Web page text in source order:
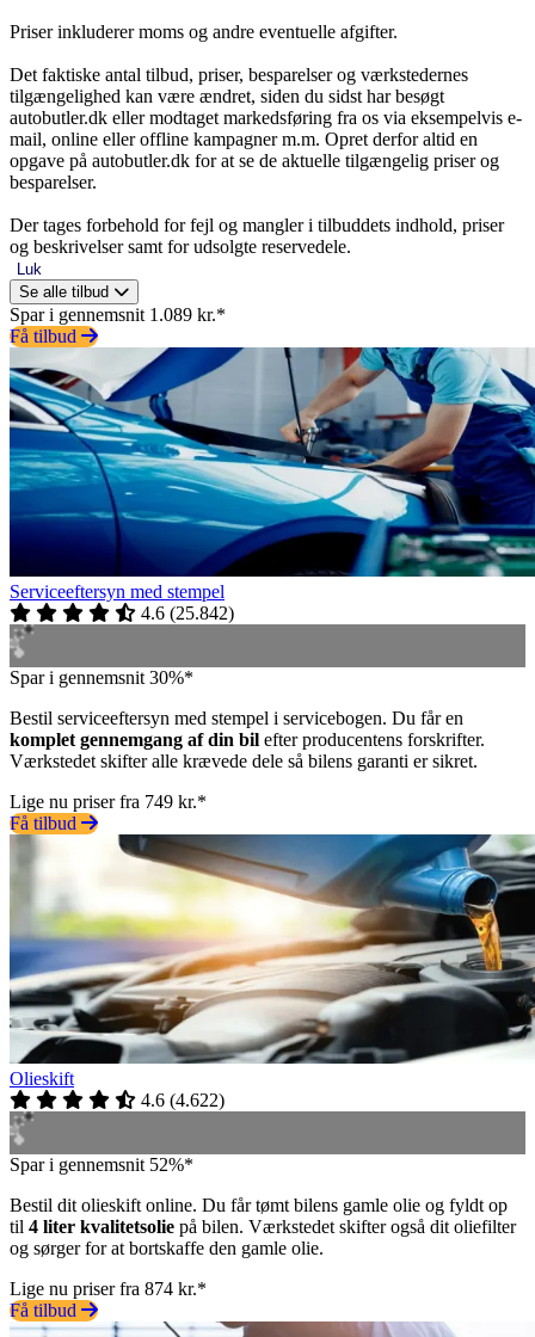
Priser inkluderer moms og andre eventuelle afgifter.
Det faktiske antal tilbud, priser, besparelser og værkstedernes
tilgængelighed kan være ændret, siden du sidst har besøgt
autobutler.dk eller modtaget markedsføring fra os via eksempelvis e-
mail, online eller offline kampagner m.m. Opret derfor altid en
opgave på autobutler.dk for at se de aktuelle tilgængelig priser og
besparelser.
Der tages forbehold for fejl og mangler i tilbuddets indhold, priser
og beskrivelser samt for udsolgte reservedele.
Luk
Se alle tilbud
Spar i gennemsnit 1.089 kr.*
Få tilbud
Serviceeftersyn med stempel
4.6 (25.842)
Spar i gennemsnit 30%*
Bestil serviceeftersyn med stempel i servicebogen. Du får en
komplet gennemgang af din bil efter producentens forskrifter.
Værkstedet skifter alle krævede dele så bilens garanti er sikret.
Lige nu priser fra 749 kr.*
Få tilbud
Olieskift
4.6 (4.622)
Spar i gennemsnit 52%*
Bestil dit olieskift online. Du får tømt bilens gamle olie og fyldt op
til 4 liter kvalitetsolie på bilen. Værkstedet skifter også dit oliefilter
og sørger for at bortskaffe den gamle olie.
Lige nu priser fra 874 kr.*
Få tilbud